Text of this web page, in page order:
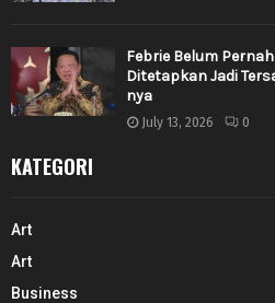
Febrie Belum
Ditetapkan Jadi
nya
July 13, 2026 0
KATEGORI
Art
Art
Business